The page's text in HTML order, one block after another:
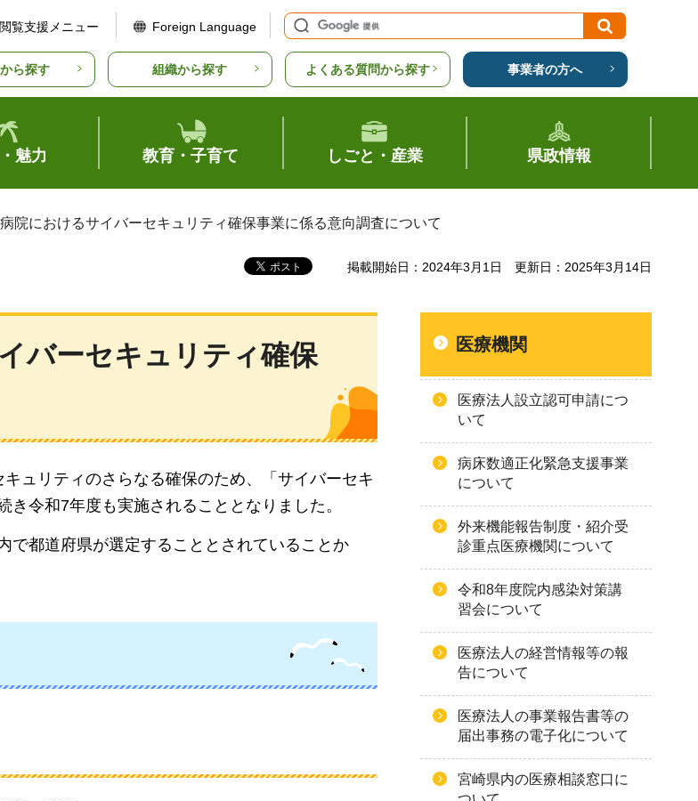
閲覧支援メニュー Foreign Language
ら探す 組織から探す よくある質問から探す 事業者の方へ
魅力 教育・子育て しごと・産業 県政情報
院におけるサイバーセキュリティ確保事業に係る意向調査について
掲載開始日：2024年3月1日 更新日：2025年3月14日
バーセキュリティ確保
ュリティのさらなる確保のため、「サイバーセキ
き令和7年度も実施されることとなりました。
で都道府県が選定することとされていることか
医療機関
医療法人設立認可申請につ
いて
病床数適正化緊急支援事業
について
外来機能報告制度・紹介受
診重点医療機関について
令和8年度院内感染対策講
習会について
医療法人の経営情報等の報
告について
医療法人の事業報告書等の
届出事務の電子化について
宮崎県内の医療相談窓口に